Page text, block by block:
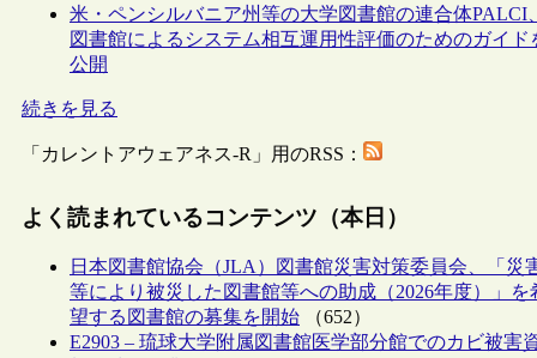
米・ペンシルバニア州等の大学図書館の連合体PALCI、
図書館によるシステム相互運用性評価のためのガイド
公開
続きを見る
「カレントアウェアネス-R」用のRSS：
よく読まれているコンテンツ（本日）
日本図書館協会（JLA）図書館災害対策委員会、「災
等により被災した図書館等への助成（2026年度）」を
望する図書館の募集を開始 （652）
E2903 – 琉球大学附属図書館医学部分館でのカビ被害